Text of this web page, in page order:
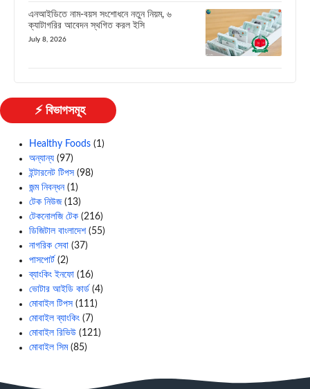
এনআইডিতে নাম-বয়স সংশোধনে নতুন নিয়ম, ৬
ক্যাটাগরির আবেদন স্থগিত করল ইসি
July 8, 2026
⚡ বিভাগসমূহ
Healthy Foods (1)
অন্যান্য (97)
ইন্টারনেট টিপস (98)
জন্ম নিবন্ধন(1)
টেক নিউজ(13)
টেকনোলজি টেক (216)
ডিজিটাল বাংলাদেশ(55)
নাগরিক সেবা (37)
পাসপোর্ট (2)
ব্যাংকিং ইনফো (16)
ভোটার আইডি কার্ড (4)
মোবাইল টিপস (111)
মোবাইল ব্যাংকিং (7)
মোবাইল রিভিউ (121)
মোবাইল সিম(85)